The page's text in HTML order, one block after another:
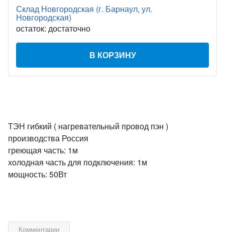
Склад Новгородская (г. Барнаул, ул.
Новгородская)
остаток: достаточно
В КОРЗИНУ
ТЭН гибкий ( нагревательный провод пэн )
производства Россия
греющая часть: 1м
холодная часть для подключения: 1м
мощность: 50Вт
Комментарии